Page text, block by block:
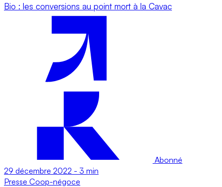
Bio : les conversions au point mort à la Cavac
Abonné
29 décembre 2022 - 3 min
Presse Coop-négoce